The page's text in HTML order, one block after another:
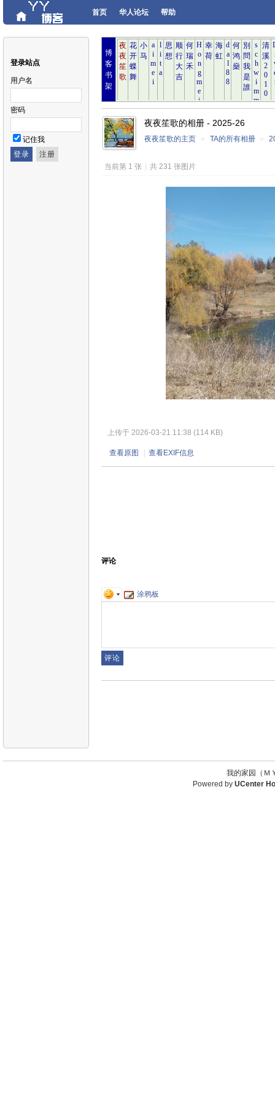
首页 华人论坛 帮助
登录站点
用户名
密码
记住我
博
客
书
架
夜夜笙歌的相册 - 2025-26
夜夜笙歌的主页 » TA的所有相册 »
当前第 1 张 共 231 张图片
上传于 2026-03-21 11:38 (114 KB)
查看原图 查看EXIF信息
评论
涂鸦板
我的家园（
Powered by UCenter